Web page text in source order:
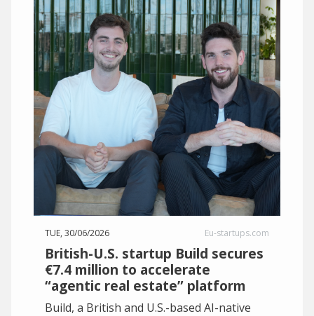
TUE, 30/06/2026 Eu-startups.com
British-U.S. startup Build secures
€7.4 million to accelerate
“agentic real estate” platform
Build, a British and U.S.-based AI-native